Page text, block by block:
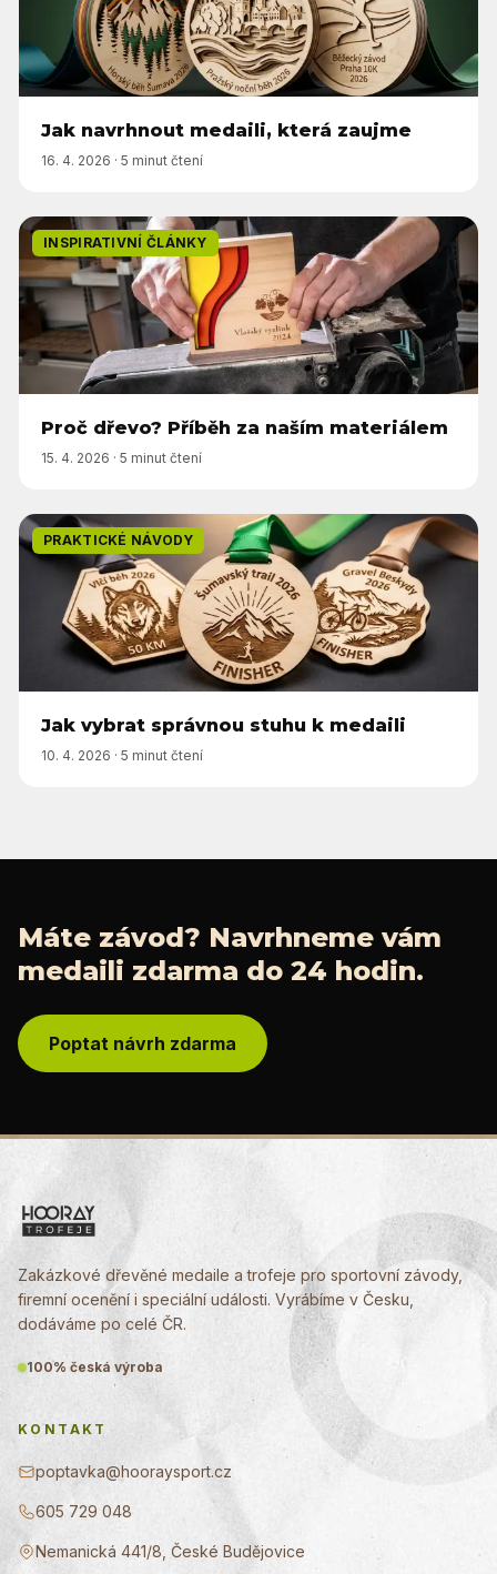
Jak navrhnout medaili, která zaujme
16. 4. 2026 · 5 minut čtení
INSPIRATIVNÍ ČLÁNKY
Proč dřevo? Příběh za naším materiálem
15. 4. 2026 · 5 minut čtení
PRAKTICKÉ NÁVODY
Jak vybrat správnou stuhu k medaili
10. 4. 2026 · 5 minut čtení
Máte závod? Navrhneme vám
medaili zdarma do 24 hodin.
Poptat návrh zdarma
Zakázkové dřevěné medaile a trofeje pro sportovní závody,
firemní ocenění i speciální události. Vyrábíme v Česku,
dodáváme po celé ČR.
100% česká výroba
KONTAKT
poptavka@hooraysport.cz
605 729 048
Nemanická 441/8, České Budějovice